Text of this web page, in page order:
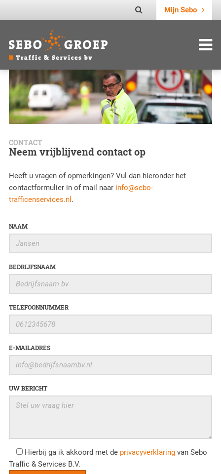
Mijn Sebo
CONTACT
Neem vrijblijvend contact op
Heeft u vragen of opmerkingen? Vul dan hieronder het
contactformulier in of mail naar info@sebo-
trafficenservices.nl .
NAAM
BEDRIJFSNAAM
TELEFOONNUMMER
E-MAILADRES
UW BERICHT
Hierbij ga ik akkoord met de privacyverklaring van Sebo
Traffic & Services B.V.